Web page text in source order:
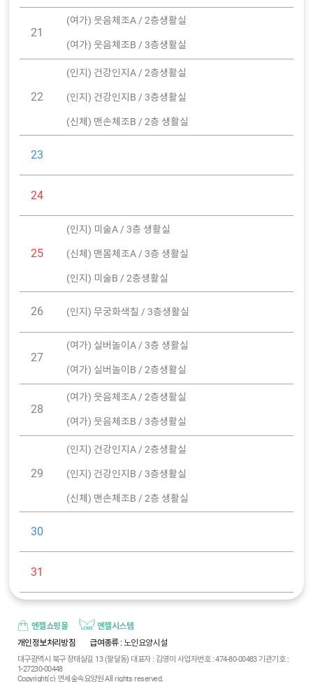
21
(여가) 웃음체조A / 2층생활실
(여가) 웃음체조B / 3층생활실
22
(인지) 건강인지A / 2층생활실
(인지) 건강인지B / 3층생활실
(신체) 맨손체조B / 2층 생활실
23
24
25
(인지) 미술A / 3층 생활실
(신체) 맨몸체조A / 3층 생활실
(인지) 미술B / 2층생활실
26 (인지) 무궁화색칠 / 3층생활실
27
(여가) 실버놀이A / 3층 생활실
(여가) 실버놀이B / 2층생활실
28
(여가) 웃음체조A / 2층생활실
(여가) 웃음체조B / 3층생활실
29
(인지) 건강인지A / 2층생활실
(인지) 건강인지B / 3층생활실
(신체) 맨손체조B / 2층 생활실
30
31
엔젤쇼핑몰
엔젤시스템
개인정보처리방침
급여종류 : 노인요양시설
대구광역시 북구 장태실길 13 (팔달동) 대표자 : 김영미 사업자번호 : 474-80-00483 기관기호 :
1-27230-00448
Copyright(c) 연세숲속요양원 All rights reserved.